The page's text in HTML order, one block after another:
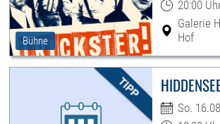
Bühne
20:00
Galerie
Hof
So.